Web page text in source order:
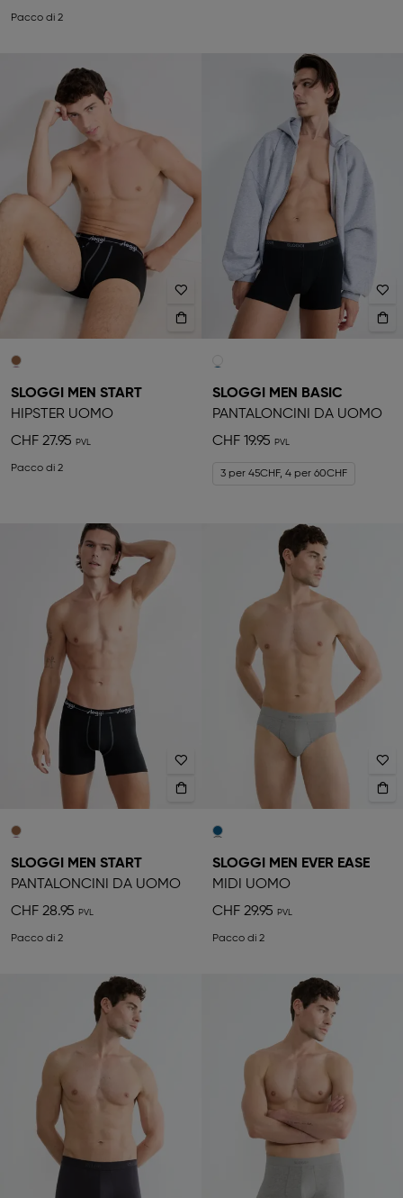
Pacco di 2
SLOGGI MEN START
HIPSTER UOMO
CHF 27.95
Pacco di 2
SLOGGI MEN BASIC
PANTALONCINI DA UOMO
CHF 19.95
3 per 45CHF, 4 per 60CHF
SLOGGI MEN START
PANTALONCINI DA UOMO
CHF 28.95
Pacco di 2
SLOGGI MEN EVER EASE
MIDI UOMO
CHF 29.95
Pacco di 2